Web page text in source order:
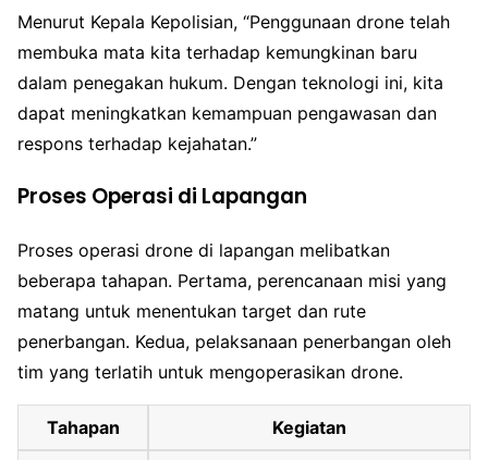
Menurut Kepala Kepolisian, “Penggunaan drone telah
membuka mata kita terhadap kemungkinan baru
dalam penegakan hukum. Dengan teknologi ini, kita
dapat meningkatkan kemampuan pengawasan dan
respons terhadap kejahatan.”
Proses Operasi di Lapangan
Proses operasi drone di lapangan melibatkan
beberapa tahapan. Pertama, perencanaan misi yang
matang untuk menentukan target dan rute
penerbangan. Kedua, pelaksanaan penerbangan oleh
tim yang terlatih untuk mengoperasikan drone.
Tahapan Kegiatan